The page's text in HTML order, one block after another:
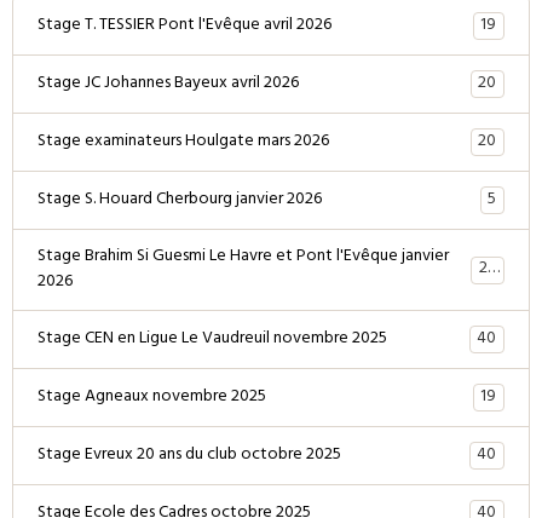
Stage T. TESSIER Pont l'Evêque avril 2026
19
Stage JC Johannes Bayeux avril 2026
20
Stage examinateurs Houlgate mars 2026
20
Stage S. Houard Cherbourg janvier 2026
5
Stage Brahim Si Guesmi Le Havre et Pont l'Evêque janvier
2026 28
Stage CEN en Ligue Le Vaudreuil novembre 2025
40
Stage Agneaux novembre 2025
19
Stage Evreux 20 ans du club octobre 2025
40